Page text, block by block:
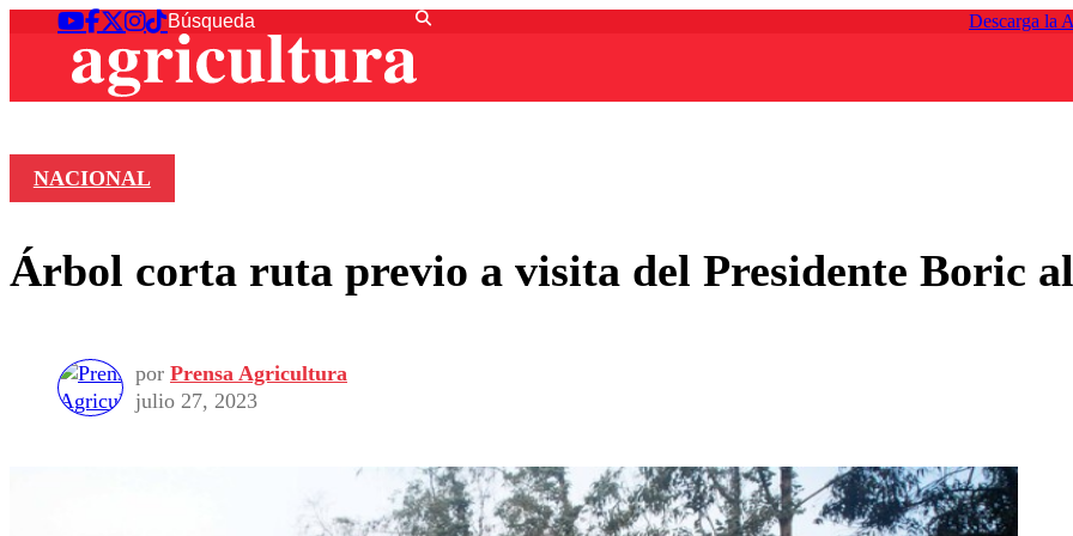
Descarga la
NACIONAL
Árbol corta ruta previo a visita del Presidente Boric
por Prensa Agricultura
julio 27, 2023